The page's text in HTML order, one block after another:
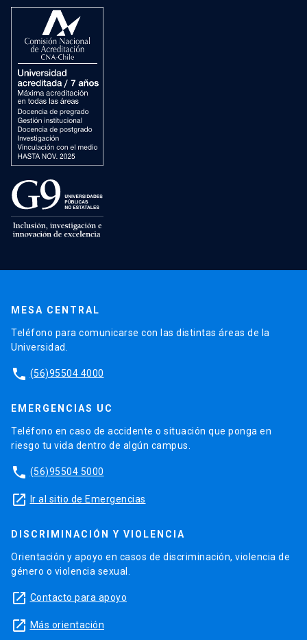
MESA CENTRAL
Teléfono para comunicarse con las distintas áreas de la
Universidad.
phone (56)95504 4000
EMERGENCIAS UC
Teléfono en caso de accidente o situación que ponga en
riesgo tu vida dentro de algún campus.
phone (56)95504 5000
launch Ir al sitio de Emergencias
DISCRIMINACIÓN Y VIOLENCIA
Orientación y apoyo en casos de discriminación, violencia de
género o violencia sexual.
launch Contacto para apoyo
launch Más orientación